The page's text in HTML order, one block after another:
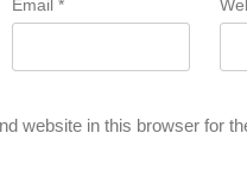
Email *
website in this browser for